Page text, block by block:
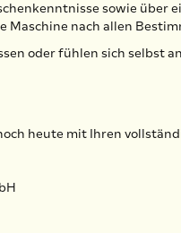
sowie über
Maschine nach allen
oder fühlen sich selbst
heute mit Ihren